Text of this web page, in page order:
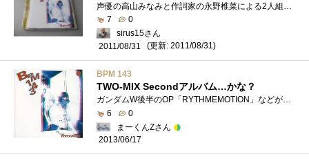
7
0
sirus15さん
2011/08/31
(更新: 2011/08/31)
BPM 143
TWO-MIX Secondアルバム…かな？
ガンダムW後半のOP「RYTHMEMOTION」などが収録昔、カラオケいったときはこの辺が結構持ち歌でした。一時期はほんと、TWO-MIXの歌はだいたい歌えまし�...
6
0
まーくんZさん
2013/06/17